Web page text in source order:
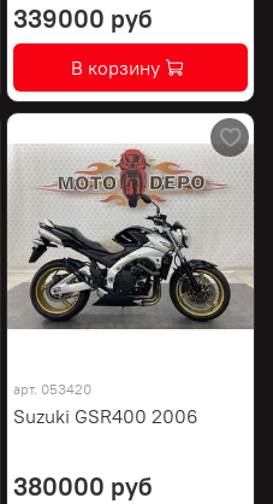
339000 руб
В корзину
арт. 053420
Suzuki GSR400 2006
380000 руб